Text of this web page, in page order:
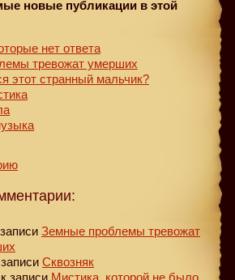
новые публикации в этой
нет ответа
тревожат умерших
этот странный мальчик?
Земные проблемы тревожат
Сквозняк
к записи Мистика, которой не было